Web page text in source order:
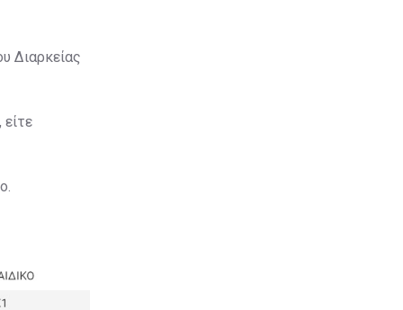
Διαρκείας
είτε